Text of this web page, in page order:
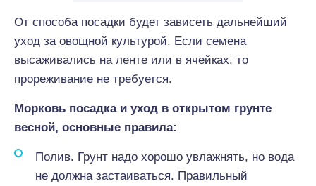
От способа посадки будет зависеть дальнейший
уход за овощной культурой. Если семена
высаживались на ленте или в ячейках, то
прореживание не требуется.
Морковь посадка и уход в открытом грунте
весной, основные правила:
Полив. Грунт надо хорошо увлажнять, но вода
не должна застаиваться. Правильный